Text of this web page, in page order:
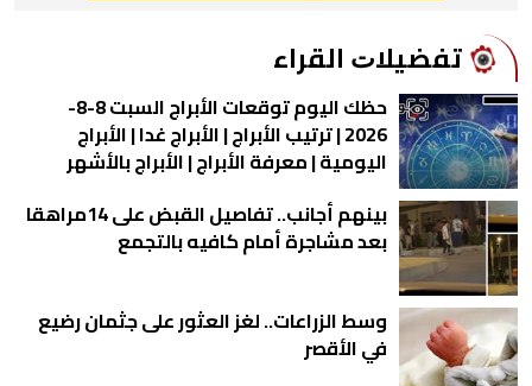
ﺗﻔﻀﻴﻼﺕ اﻟﻘﺮاء
حظك اليوم توقعات الأبراج السبت 8-8-
2026 | ترتيب الأبراج | الأبراج غدا | الأبراج
اليومية | معرفة الأبراج | الأبراج بالأشهر
بينهم أجانب.. تفاصيل القبض على 14مراهقا
بعد مشاجرة أمام كافيه بالتجمع
وسط الزراعات.. لغز العثور على جثمان رضيع
في الأقصر